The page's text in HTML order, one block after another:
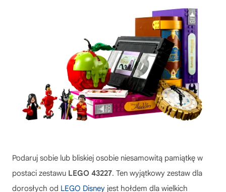
Podaruj sobie lub bliskiej osobie niesamowitą pamiątkę w
postaci zestawu LEGO 43227. Ten wyjątkowy zestaw dla
dorosłych od LEGO Disney jest hołdem dla wielkich